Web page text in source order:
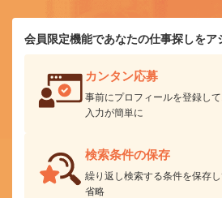
会員限定機能であなたの仕事探しをア
カンタン応募
事前にプロフィールを登録し
入力が簡単に
検索条件の保存
繰り返し検索する条件を保存
省略